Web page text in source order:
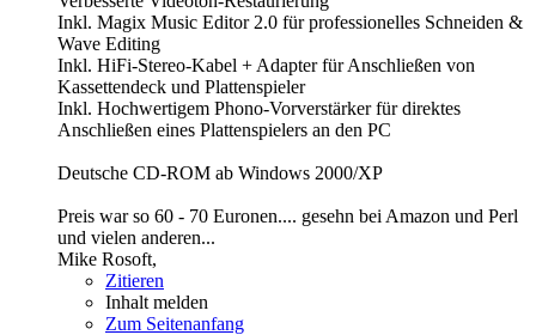
Inkl. Magix Music Editor 2.0 für professionelles Schneiden &
Wave Editing
Inkl. HiFi-Stereo-Kabel + Adapter für Anschließen von
Kassettendeck und Plattenspieler
Inkl. Hochwertigem Phono-Vorverstärker für direktes
Anschließen eines Plattenspielers an den PC
Deutsche CD-ROM ab Windows 2000/XP
Preis war so 60 - 70 Euronen.... gesehn bei Amazon und Perl
und vielen anderen...
Mike Rosoft,
Zitieren
Inhalt melden
Zum Seitenanfang